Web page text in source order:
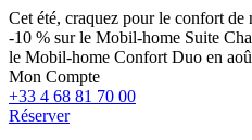
Cet été, craquez pour le confort de
-10 % sur le Mobil-home Suite
le Mobil-home Confort Duo en
Mon Compte
+33 4 68 81 70 00
Réserver